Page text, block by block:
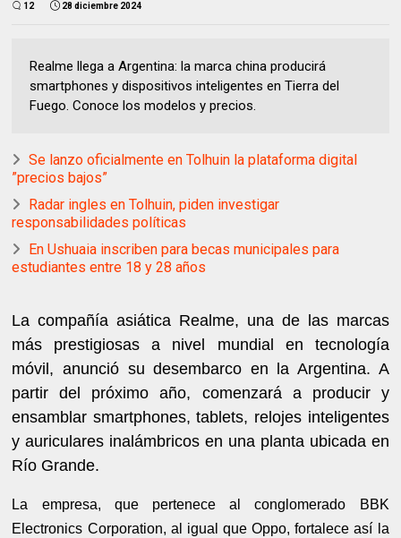
12 28 diciembre 2024
Realme llega a Argentina: la marca china producirá
smartphones y dispositivos inteligentes en Tierra del
Fuego. Conoce los modelos y precios.
Se lanzo oficialmente en Tolhuin la plataforma digital
”precios bajos”
Radar ingles en Tolhuin, piden investigar
responsabilidades políticas
En Ushuaia inscriben para becas municipales para
estudiantes entre 18 y 28 años
La compañía asiática Realme, una de las marcas
más prestigiosas a nivel mundial en tecnología
móvil, anunció su desembarco en la Argentina. A
partir del próximo año, comenzará a producir y
ensamblar smartphones, tablets, relojes inteligentes
y auriculares inalámbricos en una planta ubicada en
Río Grande.
La empresa, que pertenece al conglomerado BBK
Electronics Corporation, al igual que Oppo, fortalece así la